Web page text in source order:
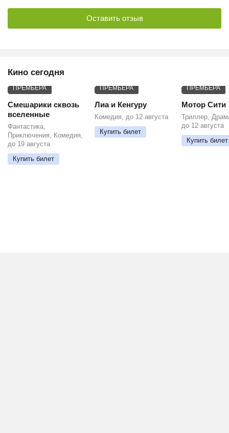
Оставить отзыв
Кино сегодня
ПРЕМЬЕРА
Смешарики сквозь
вселенные
Фантастика,
Приключения, Комедия,
до 19 августа
Купить билет
ПРЕМЬЕРА
Лиа и Кенгуру
Комедия, до 12 августа
Купить билет
ПРЕМЬЕРА
Мотор Сити
Триллер,
до 12 августа
Купить билет